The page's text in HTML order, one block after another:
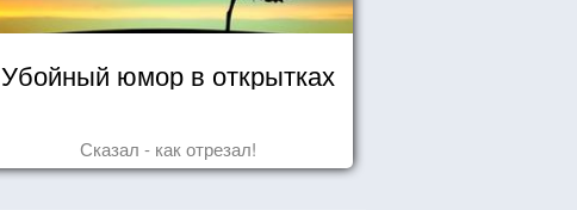
Убойный юмор в открытках
Сказал - как отрезал!